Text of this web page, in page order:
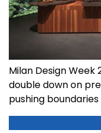
Milan Design Week
double down on
pushing